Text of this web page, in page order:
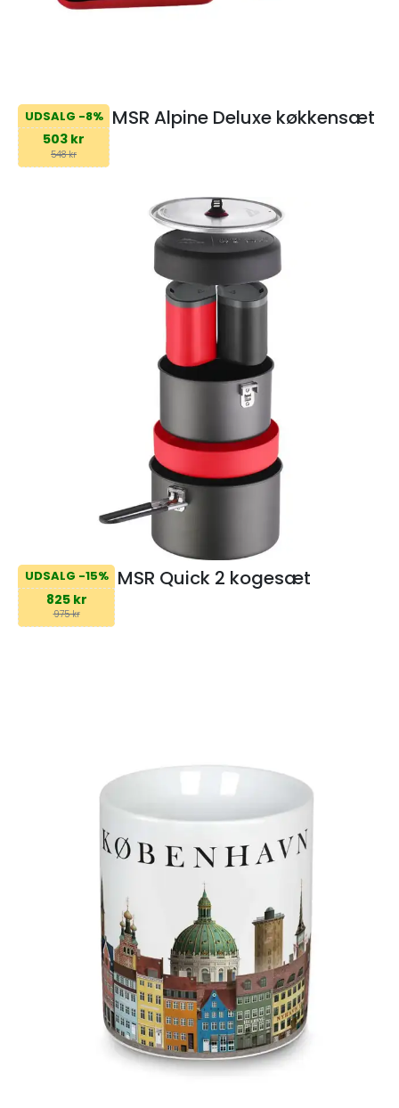
UDSALG -8%
503 kr
548 kr
MSR Alpine Deluxe køkkensæt
UDSALG -15%
825 kr
975 kr
MSR Quick 2 kogesæt